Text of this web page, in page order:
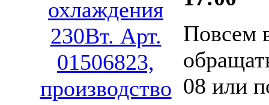
охлаждения
230Вт. Арт.
01506823,
производство
Повсем
08 или